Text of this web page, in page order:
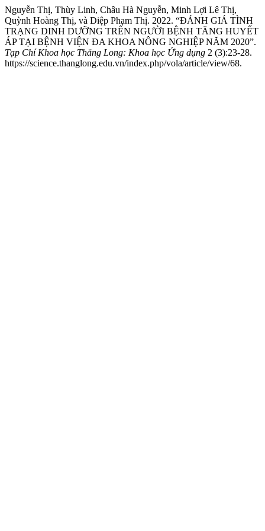
Nguyễn Thị, Thùy Linh, Châu Hà Nguyễn, Minh Lợi Lê Thị,
Quỳnh Hoàng Thị, và Diệp Phạm Thị. 2022. “ĐÁNH GIÁ TÌNH
TRẠNG DINH DƯỠNG TRÊN NGƯỜI BỆNH TĂNG HUYẾT
ÁP TẠI BỆNH VIỆN ĐA KHOA NÔNG NGHIỆP NĂM 2020”.
Tạp Chí Khoa học Thăng Long: Khoa học Ứng dụng 2 (3):23-28.
https://science.thanglong.edu.vn/index.php/vola/article/view/68.